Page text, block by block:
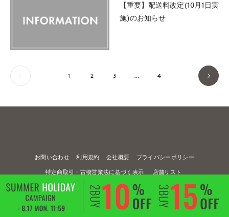
【重要】配送料改定(10月1日実
施)のお知らせ
1 2 3 … 4
お問い合わせ 利用規約 会社概要 プライバシーポリシー
特定商取引・古物営業法に基づく表示 店舗リスト
© FLANDRE CO., LTD.